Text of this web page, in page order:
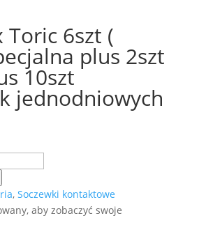
6szt (
plus 2szt
10szt
jednodniowych
, Soczewki kontaktowe
aby zobaczyć swoje